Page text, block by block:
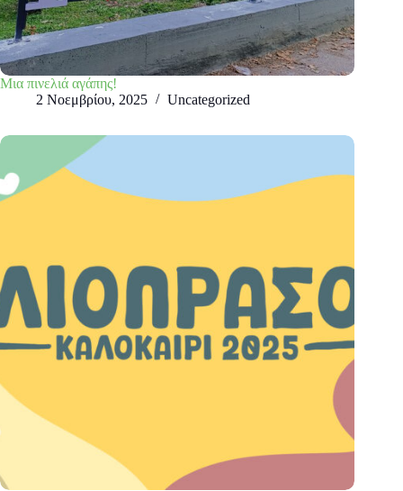
Μια πινελιά αγάπης!
2 Νοεμβρίου, 2025
Uncategorized